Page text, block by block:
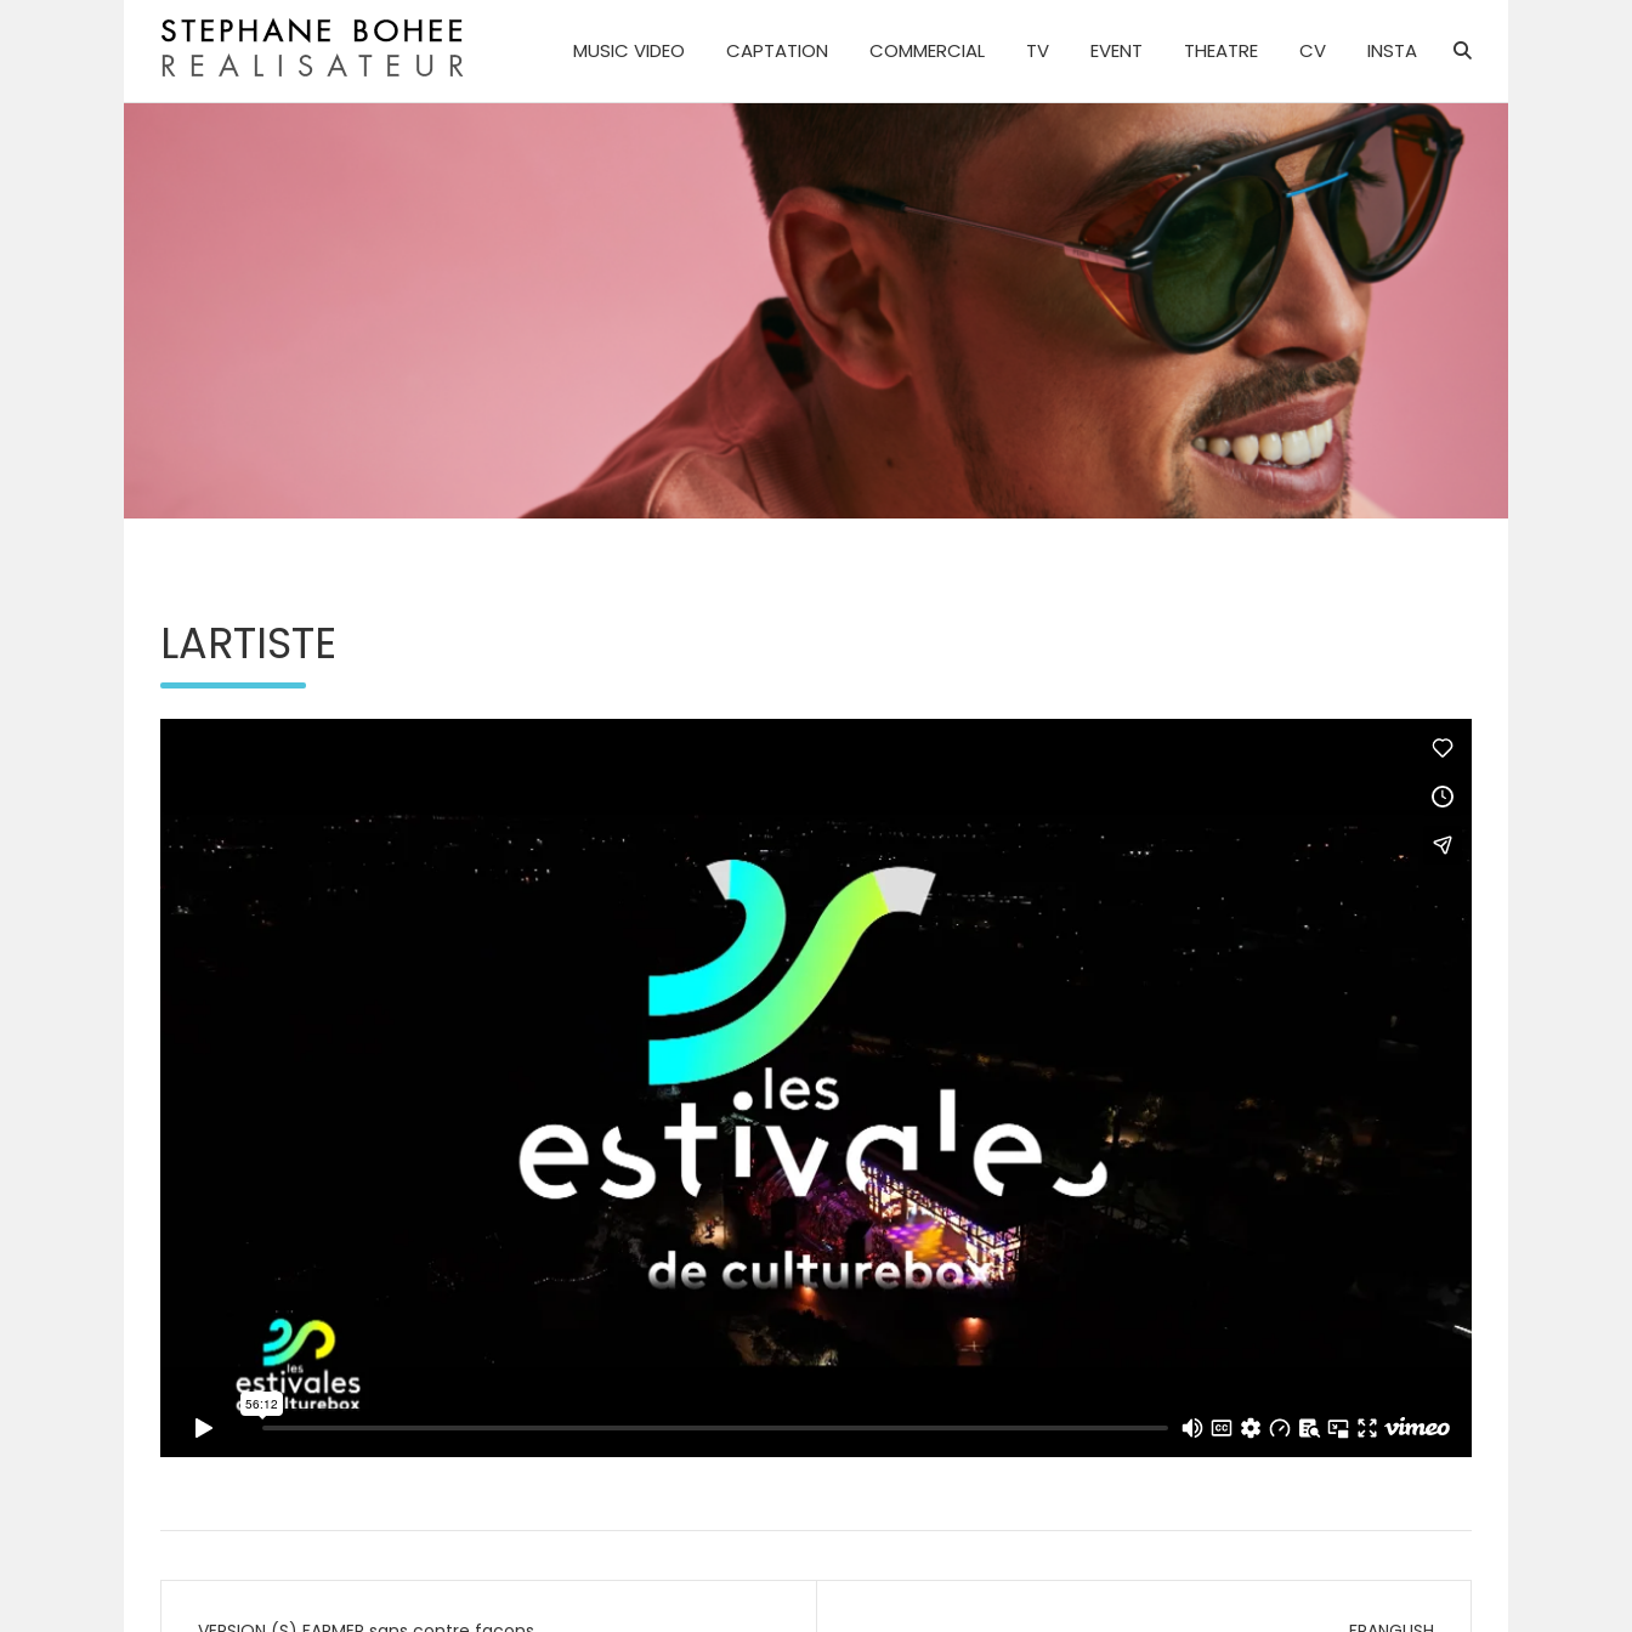
content
STEPHANE BOHEE
Realisateur
MUSIC VIDEO CAPTATION COMMERCIAL TV EVENT THEATRE CV INSTA
LARTISTE